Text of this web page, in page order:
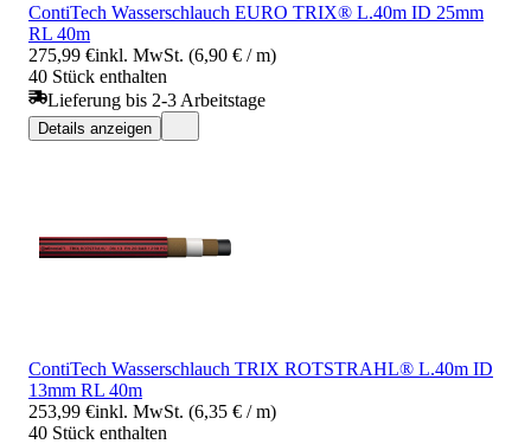
ContiTech Wasserschlauch EURO TRIX® L.40m ID 25mm
RL 40m
275,99 €inkl. MwSt. (6,90 € / m)
40 Stück enthalten
Lieferung bis 2-3 Arbeitstage
Details anzeigen
ContiTech Wasserschlauch TRIX ROTSTRAHL® L.40m ID
13mm RL 40m
253,99 €inkl. MwSt. (6,35 € / m)
40 Stück enthalten